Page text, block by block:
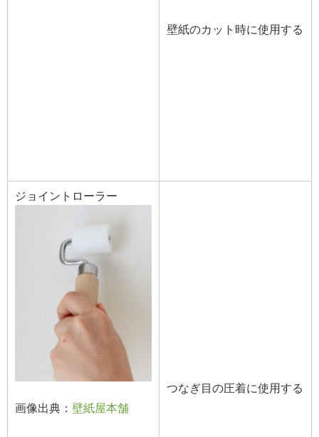
壁紙のカット時に使用する
ジョイントローラー
画像出典： 壁紙屋本舗
つなぎ目の圧着に使用する